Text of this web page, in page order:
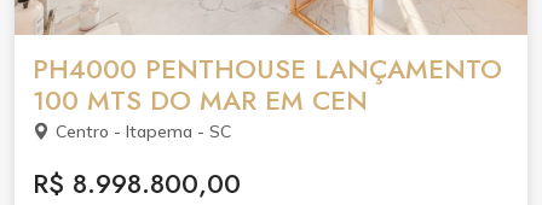
PH4000 PENTHOUSE LANÇAMENTO
100 MTS DO MAR EM CEN
Centro - Itapema - SC
R$ 8.998.800,00